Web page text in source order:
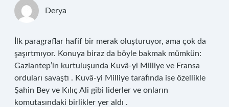
Derya
İlk paragraflar hafif bir merak oluşturuyor, ama çok da
şaşırtmıyor. Konuya biraz da böyle bakmak mümkün:
Gaziantep’in kurtuluşunda Kuvâ-yi Milliye ve Fransa
orduları savaştı . Kuvâ-yi Milliye tarafında ise özellikle
Şahin Bey ve Kılıç Ali gibi liderler ve onların
komutasındaki birlikler yer aldı .